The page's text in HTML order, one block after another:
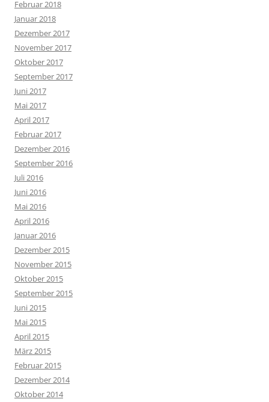
Februar 2018
Januar 2018
Dezember 2017
November 2017
Oktober 2017
September 2017
Juni 2017
Mai 2017
April 2017
Februar 2017
Dezember 2016
September 2016
Juli 2016
Juni 2016
Mai 2016
April 2016
Januar 2016
Dezember 2015
November 2015
Oktober 2015
September 2015
Juni 2015
Mai 2015
April 2015
März 2015
Februar 2015
Dezember 2014
Oktober 2014